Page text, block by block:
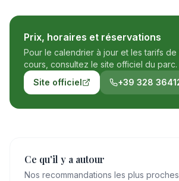
Prix, horaires et réservations
Pour le calendrier à jour et les tarifs de
cours, consultez le site officiel du parc.
Site officiel
+39 328
Ce qu'il y a autour
Nos recommandations les plus